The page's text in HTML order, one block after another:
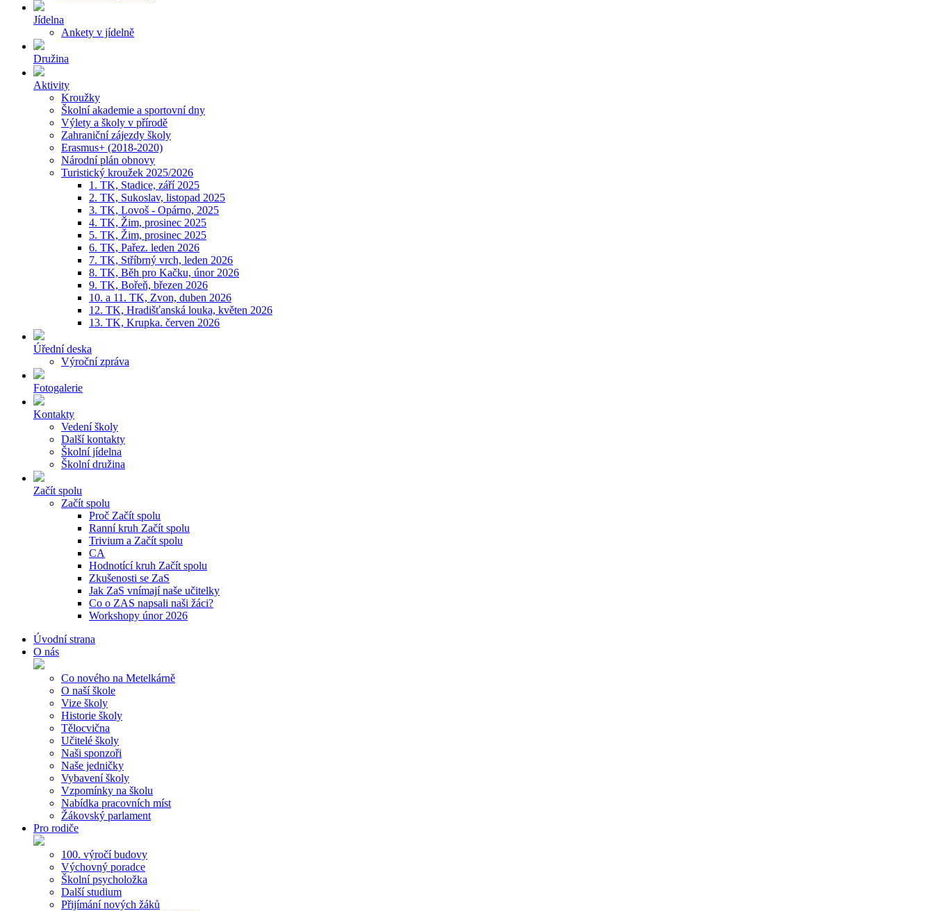
Jídelna
Ankety v jídelně
Družina
Aktivity
Kroužky
Školní akademie a sportovní dny
Výlety a školy v přírodě
Zahraniční zájezdy školy
Erasmus+ (2018-2020)
Národní plán obnovy
Turistický kroužek 2025/2026
1. TK, Stadice, září 2025
2. TK, Sukoslav, listopad 2025
3. TK, Lovoš - Opárno, 2025
4. TK, Žim, prosinec 2025
5. TK, Žim, prosinec 2025
6. TK, Pařez. leden 2026
7. TK, Stříbrný vrch, leden 2026
8. TK, Běh pro Kačku, únor 2026
9. TK, Bořeň, březen 2026
10. a 11. TK, Zvon, duben 2026
12. TK, Hradišťanská louka, květen 2026
13. TK, Krupka. červen 2026
Úřední deska
Výroční zpráva
Fotogalerie
Kontakty
Vedení školy
Další kontakty
Školní jídelna
Školní družina
Začít spolu
Začít spolu
Proč Začít spolu
Ranní kruh Začít spolu
Trivium a Začít spolu
CA
Hodnotící kruh Začít spolu
Zkušenosti se ZaS
Jak ZaS vnímají naše učitelky
Co o ZAS napsali naši žáci?
Workshopy únor 2026
Úvodní strana
O nás
Co nového na Metelkárně
O naší škole
Vize školy
Historie školy
Tělocvična
Učitelé školy
Naši sponzoři
Naše jedničky
Vybavení školy
Vzpomínky na školu
Nabídka pracovních míst
Žákovský parlament
Pro rodiče
100. výročí budovy
Výchovný poradce
Školní psycholožka
Další studium
Přijímání nových žáků